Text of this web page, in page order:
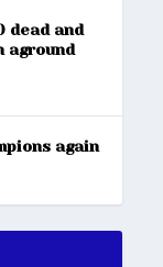
dead and
aground
again